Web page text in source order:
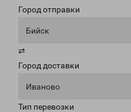
Город отправки
Бийск
⇄
Город доставки
Иваново
Тип перевозки